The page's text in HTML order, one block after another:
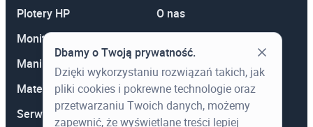
Plotery HP
Monitory
Manipulatory 3D
Materiały eksploatacyjne
Serwis
O nas
Aktualności
Wiedza
Dbamy o Twoją prywatność.
Dzięki wykorzystaniu rozwiązań takich, jak
pliki cookies i pokrewne technologie oraz
przetwarzaniu Twoich danych, możemy
zapewnić, że wyświetlane treści lepiej